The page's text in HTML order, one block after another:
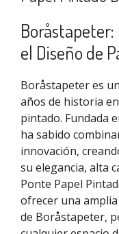
Boråstapeter:
el Diseño de
Boråstapeter es
años de historia
pintado. Fundada
ha sabido
innovación,
su elegancia, alta
Ponte Papel
ofrecer una
de Boråstapeter,